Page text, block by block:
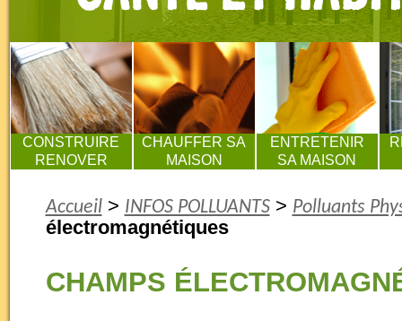
CONSTRUIRE
RENOVER
CHAUFFER SA
MAISON
ENTRETENIR
SA MAISON
Accueil> INFOS POLLUANTS> Polluants
électromagnétiques
CHAMPS